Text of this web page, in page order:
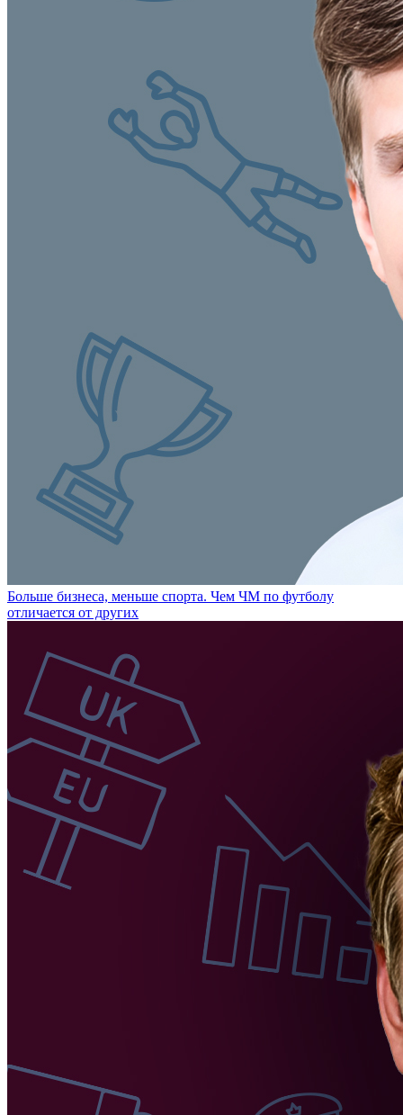
Больше бизнеса, меньше спорта. Чем ЧМ по футболу
отличается от других